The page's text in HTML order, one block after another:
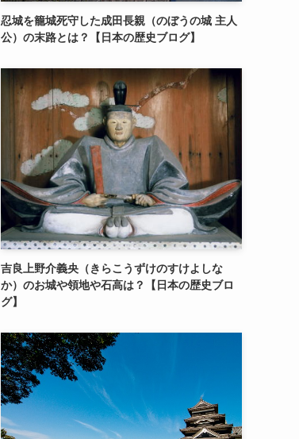
忍城を籠城死守した成田長親（のぼうの城 主人
公）の末路とは？【日本の歴史ブログ】
吉良上野介義央（きらこうずけのすけよしな
か）のお城や領地や石高は？【日本の歴史ブロ
グ】